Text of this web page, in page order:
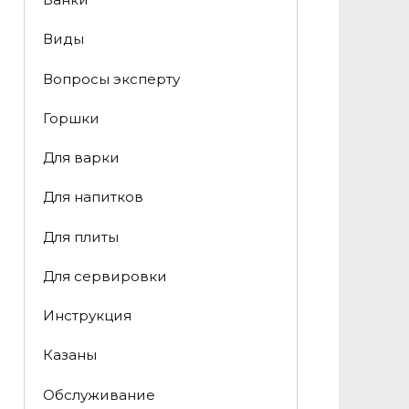
Виды
Вопросы эксперту
Горшки
Для варки
Для напитков
Для плиты
Для сервировки
Инструкция
Казаны
Обслуживание